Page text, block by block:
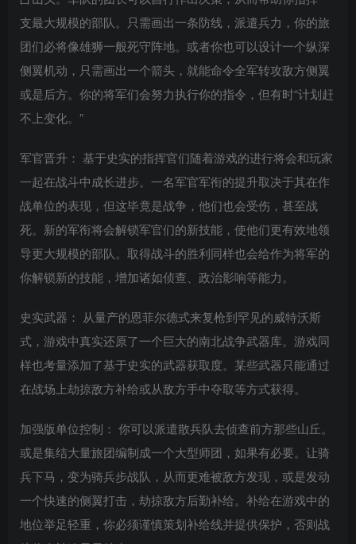
支最大规模的部队。只需画出一条防线，派遣兵力，你的旅
团们必将像雄狮一般死守阵地。或者你也可以设计一个纵深
侧翼机动，只需画出一个箭头，就能命令全军转攻敌方侧翼
或是后方。你的将军们会努力执行你的指令，但有时“计划赶
不上变化。”
军官晋升： 基于史实的指挥官们随着游戏的进行将会和玩家
一起在战斗中成长进步。一名军官军衔的提升取决于其在作
战单位的表现，但这毕竟是战争，他们也会受伤，甚至战
死。新的军衔将会解锁军官们的新技能，使他们更有效地领
导更大规模的部队。取得战斗的胜利同样也会给作为将军的
你解锁新的技能，增加诸如侦查、政治影响等能力。
史实武器： 从量产的恩菲尔德式来复枪到罕见的威特沃斯
式，游戏中真实还原了一个巨大的南北战争武器库。游戏同
样也考量添加了基于史实的武器获取度。某些武器只能通过
在战场上劫掠敌方补给或从敌方手中夺取等方式获得。
加强版单位控制： 你可以派遣散兵队去侦查前方那些山丘。
或是集结大量旅团编制成一个大型师团，如果有必要。让骑
兵下马，变为骑兵步战队，从而更难被敌方发现，或是发动
一个快速的侧翼打击，劫掠敌方后勤补给。补给在游戏中的
地位举足轻重，你必须谨慎策划补给线并提供保护，否则战